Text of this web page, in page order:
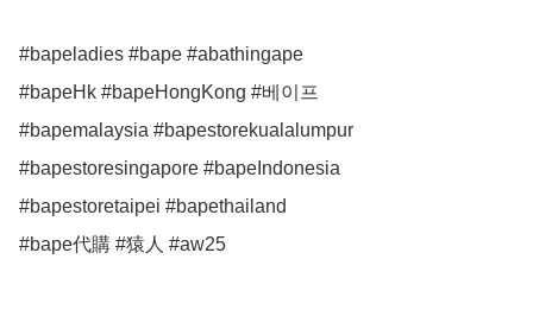
#bapeladies #bape #abathingape
#bapeHk #bapeHongKong #베이프
#bapemalaysia #bapestorekualalumpur
#bapestoresingapore #bapeIndonesia
#bapestoretaipei #bapethailand
#bape代購 #猿人 #aw25